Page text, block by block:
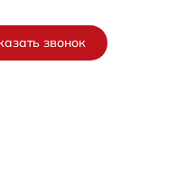
звонок